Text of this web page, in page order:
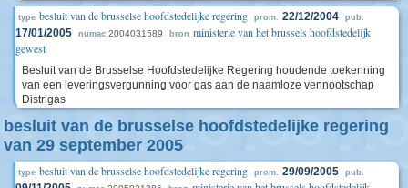
type besluit van de brusselse hoofdstedelijke regering prom. 22/12/2004 pub.
17/01/2005 numac 2004031589 bron ministerie van het brussels hoofdstedelijk
gewest
Besluit van de Brusselse Hoofdstedelijke Regering houdende toekenning
van een leveringsvergunning voor gas aan de naamloze vennootschap
Distrigas
besluit van de brusselse hoofdstedelijke regering
van 29 september 2005
type besluit van de brusselse hoofdstedelijke regering prom. 29/09/2005 pub.